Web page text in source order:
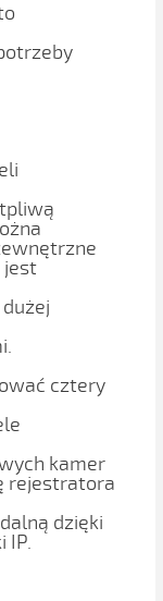
jest
cztery
kamer
rejestratora
dzięki
IP.